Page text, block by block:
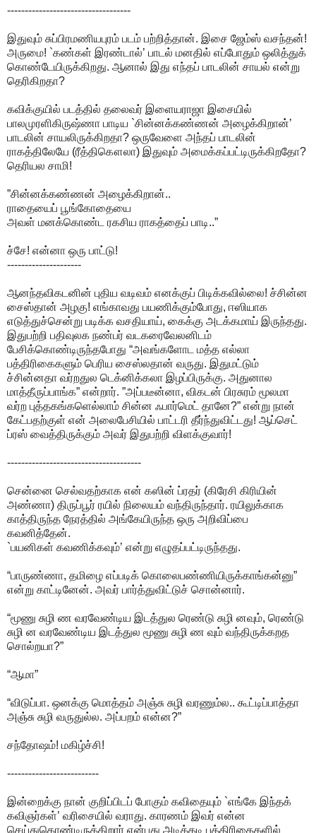
-----------------------------------
இதுவும் சுப்பிரமணியபுரம் படம் பற்றித்தான். இசை ஜேம்ஸ் வசந்தன்!
அருமை! `கண்கள் இரண்டால்’ பாடல் மனதில் எப்போதும் ஒலித்துக்
கொண்டேயிருக்கிறது. ஆனால் இது எந்தப் பாடலின் சாயல் என்று
தெரிகிறதா?
கவிக்குயில் படத்தில் தலைவர் இளையராஜா இசையில்
பாலமுரளிகிருஷ்ணா பாடிய `சின்னக்கண்ணன் அழைக்கிறான்’
பாடலின் சாயலிருக்கிறதா? ஒருவேளை அந்தப் பாடலின்
ராகத்திலேயே (ரீத்திகௌலா) இதுவும் அமைக்கப்பட்டிருக்கிறதோ?
தெரியல சாமி!
”சின்னக்கண்ணன் அழைக்கிறான்..
ராதையைப் பூங்கோதையை
அவள் மனக்கொண்ட ரகசிய ராகத்தைப் பாடி..”
ச்சே! என்னா ஒரு பாட்டு!
---------------------
ஆனந்தவிகடனின் புதிய வடிவம் எனக்குப் பிடிக்கவில்லை! ச்சின்ன
சைஸ்தான் அழகு! எங்காவது பயணிக்கும்போது, ஈஸியாக
எடுத்துச்சென்று படிக்க வசதியாய், கைக்கு அடக்கமாய் இருந்தது.
இதுபற்றி பதிவுலக நண்பர் வடகரைவேலனிடம்
பேசிக்கொண்டிருந்தபோது “அவங்களோட மத்த எல்லா
பத்திரிகைகளும் பெரிய சைஸ்லதான் வருது. இதுமட்டும்
ச்சின்னதா வர்றதுல டெக்னிக்கலா இழப்பிருக்கு. அதுனால
மாத்தீருப்பாங்க” என்றார். ”அப்படீன்னா, விகடன் பிரசுரம் மூலமா
வர்ற புத்தகங்களெல்லாம் சின்ன ஃபார்மெட் தானே?” என்று நான்
கேட்பதற்குள் என் அலைபேசியில் பாட்டரி தீர்ந்துவிட்டது! ஆப்செட்
ப்ரஸ் வைத்திருக்கும் அவர் இதுபற்றி விளக்குவார்!
--------------------------------------
சென்னை செல்வதற்காக என் கஸின் ப்ரதர் (கிரேசி கிரியின்
அண்ணா) திருப்பூர் ரயில் நிலையம் வந்திருந்தார். ரயிலுக்காக
காத்திருந்த நேரத்தில் அங்கேயிருந்த ஒரு அறிவிப்பை
கவனித்தேன்.
`பயனிகள் கவணிக்கவும்’ என்று எழுதப்பட்டிருந்தது.
“பாருண்ணா, தமிழை எப்படிக் கொலைபண்ணியிருக்காங்கன்னு”
என்று காட்டினேன். அவர் பார்த்துவிட்டுச் சொன்னார்.
“மூணு சுழி ண வரவேண்டிய இடத்துல ரெண்டு சுழி னவும், ரெண்டு
சுழி ன வரவேண்டிய இடத்துல மூணு சுழி ண வும் வந்திருக்கறத
சொல்றயா?”
“ஆமா”
“விடுப்பா. ஒனக்கு மொத்தம் அஞ்சு சுழி வரணும்ல.. கூட்டிப்பாத்தா
அஞ்சு சுழி வருதுல்ல. அப்பறம் என்ன?”
சந்தோஷம்! மகிழ்ச்சி!
--------------------------
இன்றைக்கு நான் குறிப்பிடப் போகும் கவிதையும் `எங்கே இந்தக்
கவிஞர்கள்’ வரிசையில் வராது. காரணம் இவர் என்ன
செய்துகொண்டிருக்கிறார் என்பது அடிக்கடி பத்திரிகைகளில்